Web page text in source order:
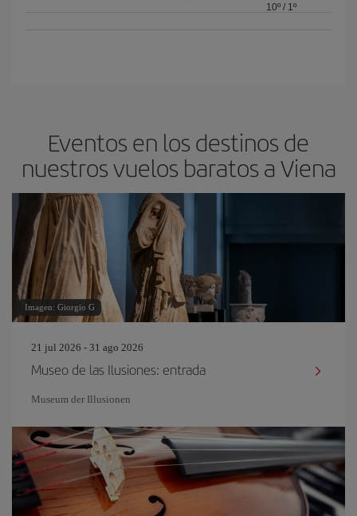
10º/ 1º
Eventos en los destinos de
nuestros vuelos baratos a Viena
Imagen: Giorgio G
21 jul 2026 - 31 ago 2026
Museo de las Ilusiones: entrada
Museum der Illusionen